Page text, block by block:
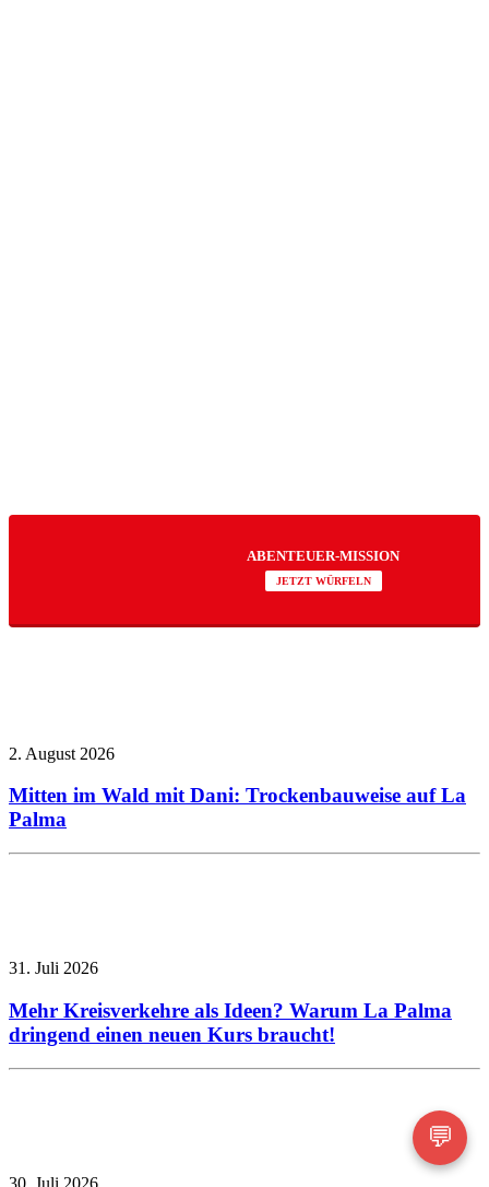
ABENTEUER-MISSION
JETZT WÜRFELN
2. August 2026
Mitten im Wald mit Dani: Trockenbauweise auf La
Palma
31. Juli 2026
Mehr Kreisverkehre als Ideen? Warum La Palma
dringend einen neuen Kurs braucht!
30. Juli 2026
💬